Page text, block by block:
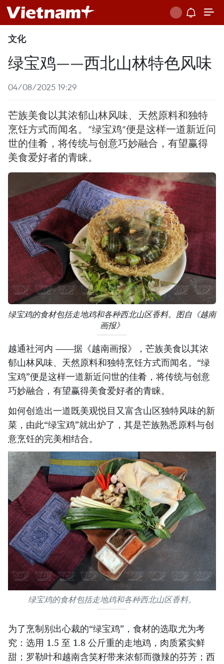
文化
绿宝鸡——西北山林特色风味
04/08/2025 19:29
芒族美食以其浓郁山林风味、天然原料和独特
烹饪方式而闻名。“绿宝鸡”便是这样一道新近问
世的佳肴，将传统与创意巧妙融合，有望赢得
美食爱好者的青睐。
绿宝鸡的食材包括走地鸡和各种西北山区香料。图自《越南
画报》
越通社河内 ——据《越南画报》，芒族美食以其浓
郁山林风味、天然原料和独特烹饪方式而闻名。“绿
宝鸡”便是这样一道新近问世的佳肴，将传统与创意
巧妙融合，有望赢得美食爱好者的青睐。
如何创造出一道既美观悦目又富含山区独特风味的新
菜，由此“绿宝鸡”就出炉了，其是芒族熟悉原料与创
意烹饪的完美相结合。
绿宝鸡的食材包括走地鸡和各种西北山区香料。
为了烹制别出心裁的“绿宝鸡”，食材的选取尤为考
究：选用 1.5 至 1.8 公斤重的走地鸡，肉质紧实鲜
甜；罗勒叶和越南含笑籽带来浓郁而微辣的芬芳；西